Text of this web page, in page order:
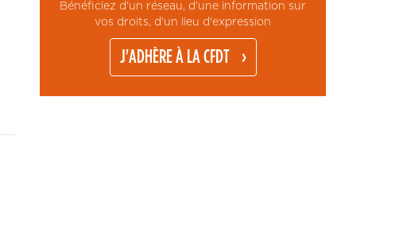
Bénéficiez d'un réseau, d'une information sur
vos droits, d'un lieu d'expression
J'ADHÈRE À LA CFDT